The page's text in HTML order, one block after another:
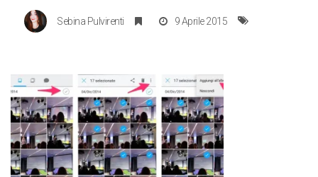
Sebina Pulvirenti 9 Aprile 2015